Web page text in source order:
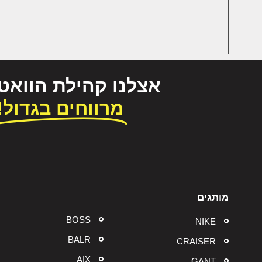
אצלנו קהילת
מרווחים
מותגים
NIKE
CRAISER
BOSS
BALR
A|X